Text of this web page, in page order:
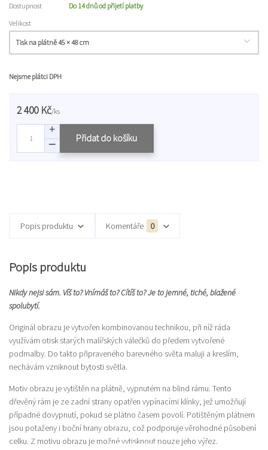
Dostupnost
Do 14 dnů od přijetí platby
Velikost
Nejsme plátci DPH
2 400 Kč/ks
Přidat do košíku
Popis produktu Komentáře 0
Popis produktu
Nikdy nejsi sám. Víš to? Vnímáš to? Cítíš to? Je to jemné, tiché, blažené
spolubytí.
Originál obrazu je vytvořen kombinovanou technikou, při níž ráda
využívám otisk starých malířských válečků do předem vytvořené
podmalby. Do takto připraveného barevného světa maluji a kreslím,
nechávám vzniknout bytosti světla.
Motiv obrazu je vytištěn na plátně, vypnutém na blind rámu. Tento
dřevěný rám je ze zadní strany opatřen vypínacími klínky, jež umožňují
případné dovypnutí, pokud se plátno časem povolí. Potištěným plátnem
jsou potaženy i boční hrany obrazu, což podporuje věrohodné působení
celku. Z motivu obrazu je možné vytisknout pouze jeho výřez.